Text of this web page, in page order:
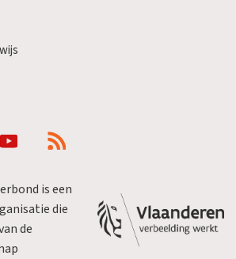
is een
die
de